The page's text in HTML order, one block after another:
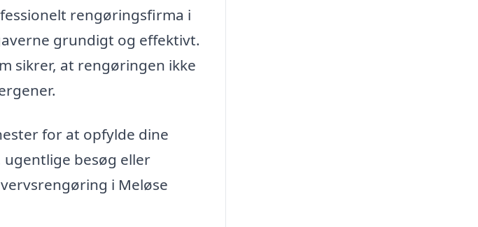
rengøringsfirma i
grundigt og effektivt.
sikrer, at rengøringen ikke
for at opfylde dine
besøg eller
i Meløse